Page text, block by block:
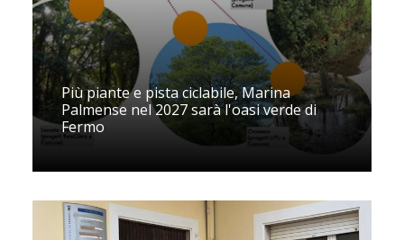
Più piante e pista ciclabile, Marina
Palmense nel 2027 sarà l'oasi verde di
Fermo